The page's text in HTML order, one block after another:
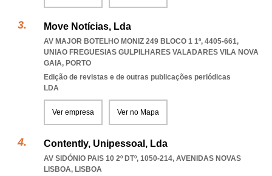
Move Notícias, Lda
AV MAJOR BOTELHO MONIZ 249 BLOCO 1 1º, 4405-661,
UNIAO FREGUESIAS GULPILHARES VALADARES VILA NOVA
GAIA, PORTO
Edição de revistas e de outras publicações periódicas
LDA
Ver empresa Ver no Mapa
Contently, Unipessoal, Lda
AV SIDÓNIO PAIS 10 2º DTº, 1050-214, AVENIDAS NOVAS
LISBOA, LISBOA